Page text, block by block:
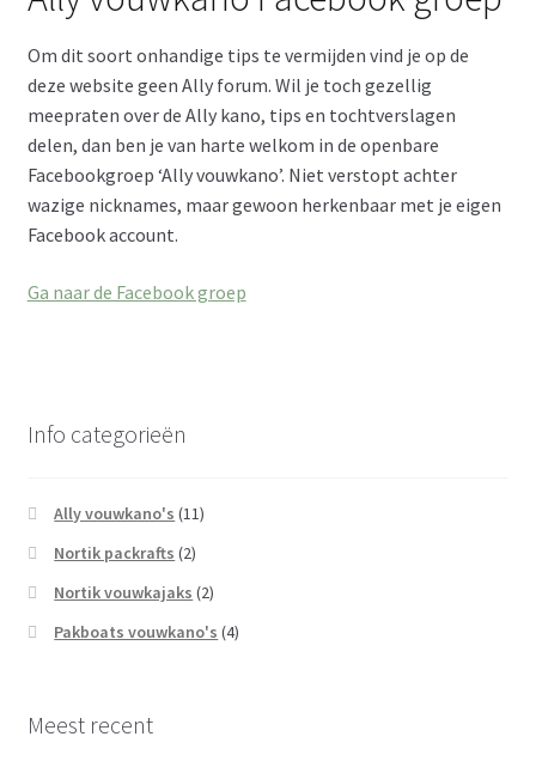
Om dit soort onhandige tips te vermijden vind je op de
deze website geen Ally forum. Wil je toch gezellig
meepraten over de Ally kano, tips en tochtverslagen
delen, dan ben je van harte welkom in de openbare
Facebookgroep ‘Ally vouwkano’. Niet verstopt achter
wazige nicknames, maar gewoon herkenbaar met je eigen
Facebook account.
Ga naar de Facebook groep
Info categorieën
Ally vouwkano's (11)
Nortik packrafts (2)
Nortik vouwkajaks (2)
Pakboats vouwkano's (4)
Meest recent